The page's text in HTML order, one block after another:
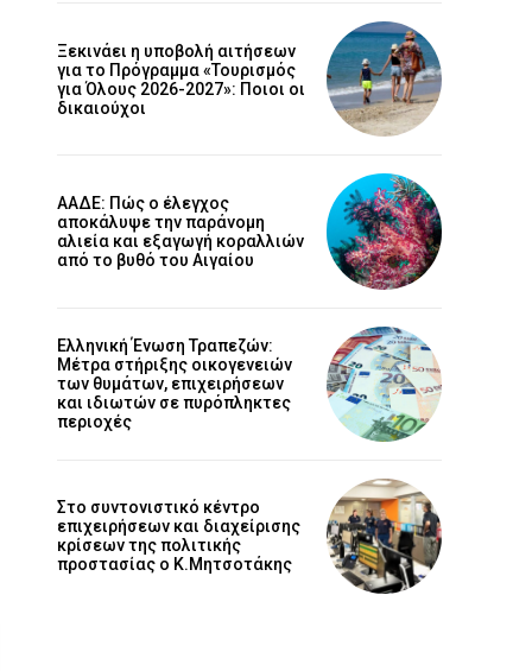
Ξεκινάει η υποβολή αιτήσεων
για το Πρόγραμμα «Τουρισμός
για Όλους 2026-2027»: Ποιοι οι
δικαιούχοι
ΑΑΔΕ: Πώς ο έλεγχος
αποκάλυψε την παράνομη
αλιεία και εξαγωγή κοραλλιών
από το βυθό του Αιγαίου
Ελληνική Ένωση Τραπεζών:
Μέτρα στήριξης οικογενειών
των θυμάτων, επιχειρήσεων
και ιδιωτών σε πυρόπληκτες
περιοχές
Στο συντονιστικό κέντρο
επιχειρήσεων και διαχείρισης
κρίσεων της πολιτικής
προστασίας ο Κ.Μητσοτάκης